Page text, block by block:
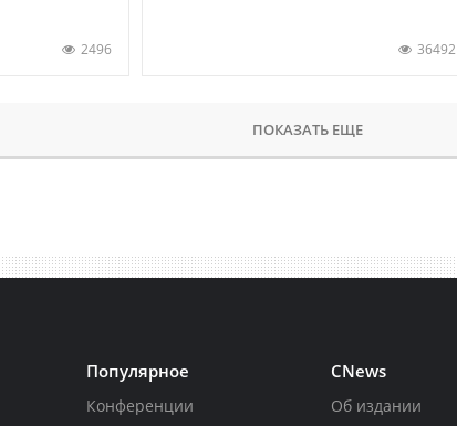
2496 36492
ПОКАЗАТЬ ЕЩЕ
Популярное
Конференции
CNews
Об издании